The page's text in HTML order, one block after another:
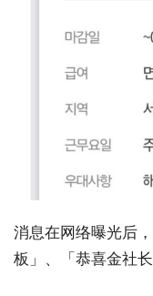
消息在网络曝光后
板」、「恭喜金社